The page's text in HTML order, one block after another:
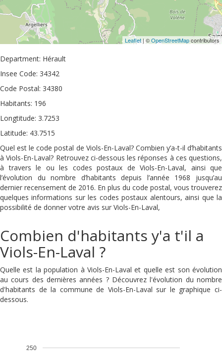
Leaflet | ©OpenStreetMapcontributors
Department: Hérault
Insee Code: 34342
Code Postal: 34380
Habitants: 196
Longtitude: 3.7253
Latitude: 43.7515
Quel est le code postal de Viols-En-Laval? Combien y’a-t-il d’habitants
à Viols-En-Laval? Retrouvez ci-dessous les réponses à ces questions,
à travers le ou les codes postaux de Viols-En-Laval, ainsi que
l’évolution du nombre d’habitants depuis l’année 1968 jusqu’au
dernier recensement de 2016. En plus du code postal, vous trouverez
quelques informations sur les codes postaux alentours, ainsi que la
possibilité de donner votre avis sur Viols-En-Laval,
Combien d'habitants y'a t'il a
Viols-En-Laval ?
Quelle est la population à Viols-En-Laval et quelle est son évolution
au cours des dernières années ? Découvrez l'évolution du nombre
d'habitants de la commune de Viols-En-Laval sur le graphique ci-
dessous.
250